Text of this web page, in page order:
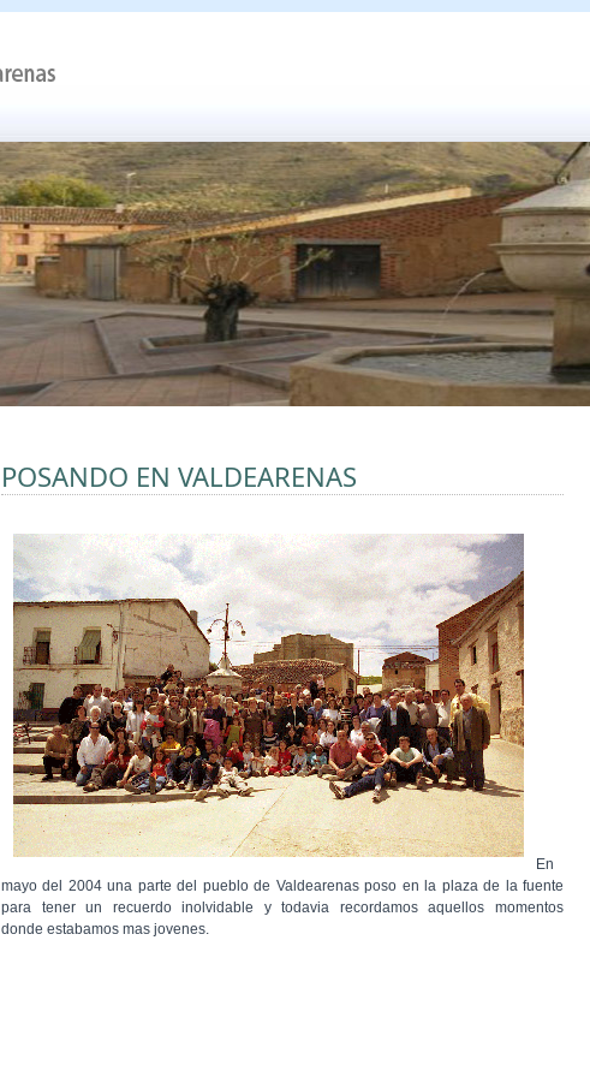
POSANDO EN VALDEARENAS
En
mayo del 2004 una parte del pueblo de Valdearenas poso en la plaza de la fuente
para tener un recuerdo inolvidable y todavia recordamos aquellos momentos
donde estabamos mas jovenes.